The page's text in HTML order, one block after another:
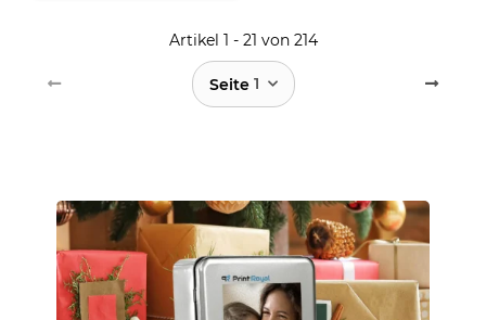
Artikel 1 - 21 von 214
Seite 1